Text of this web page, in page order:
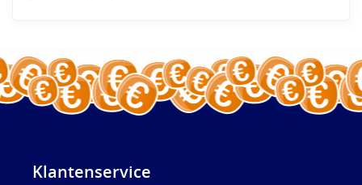
Klantenservice